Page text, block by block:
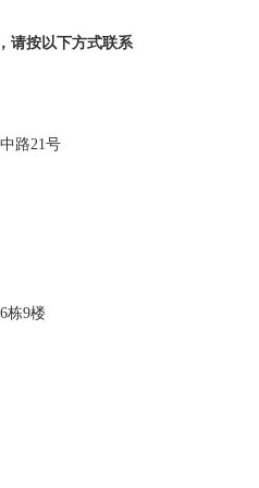
请按以下方式联系
路21号
6栋9楼